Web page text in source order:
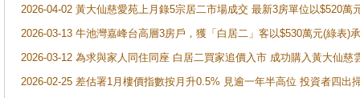
2026-04-02 黃大仙慈愛苑上月錄5宗居二市場成交 最新3房單位以$520萬
2026-03-13 牛池灣嘉峰台高層3房戶，獲「白居二」客以$530萬元(綠表)
2026-03-12 為求與家人同住同座 白居二買家追價入市 成功購入黃大仙
2026-02-25 差估署1月樓價指數按月升0.5% 見逾一年半高位 投資者四